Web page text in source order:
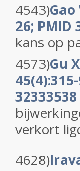
4543)
26; PMID
kans op
4573)Gu
32333538
verkort
4628)